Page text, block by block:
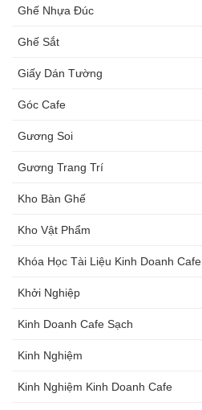
Ghế Nhựa Đúc
Ghế Sắt
Giấy Dán Tường
Góc Cafe
Gương Soi
Gương Trang Trí
Kho Bàn Ghế
Kho Vật Phẩm
Khóa Học Tài Liệu Kinh Doanh Cafe
Khởi Nghiệp
Kinh Doanh Cafe Sạch
Kinh Nghiệm
Kinh Nghiệm Kinh Doanh Cafe